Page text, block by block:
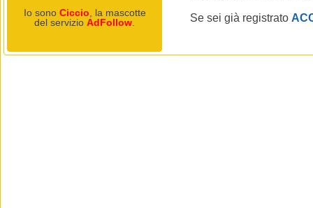
Io sono Ciccio , la mascotte
del servizio AdFollow
Se sei già registrato